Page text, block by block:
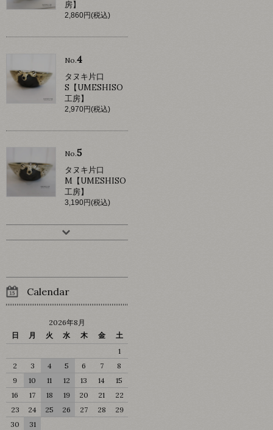
房】
2,860円(税込)
No.4
タヌキ片口
S【UMESHISO
工房】
2,970円(税込)
No.5
タヌキ片口
M【UMESHISO
工房】
3,190円(税込)
Calendar
2026年8月
日
月 火 水 木 金
土
1
2
3 4 5 6 7
8
9
10 11 12 13 14
15
16
17 18 19 20 21
22
23
24 25 26 27 28
29
30
31